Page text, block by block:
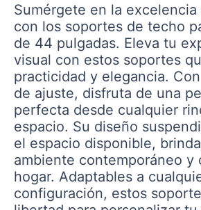
Sumérgete en la
con los soportes de techo
de 44 pulgadas. Eleva tu
visual con estos soportes
practicidad y elegancia.
de ajuste, disfruta de una
perfecta desde cualquier
espacio. Su diseño
el espacio disponible,
ambiente contemporáneo y
hogar. Adaptables a
configuración, estos